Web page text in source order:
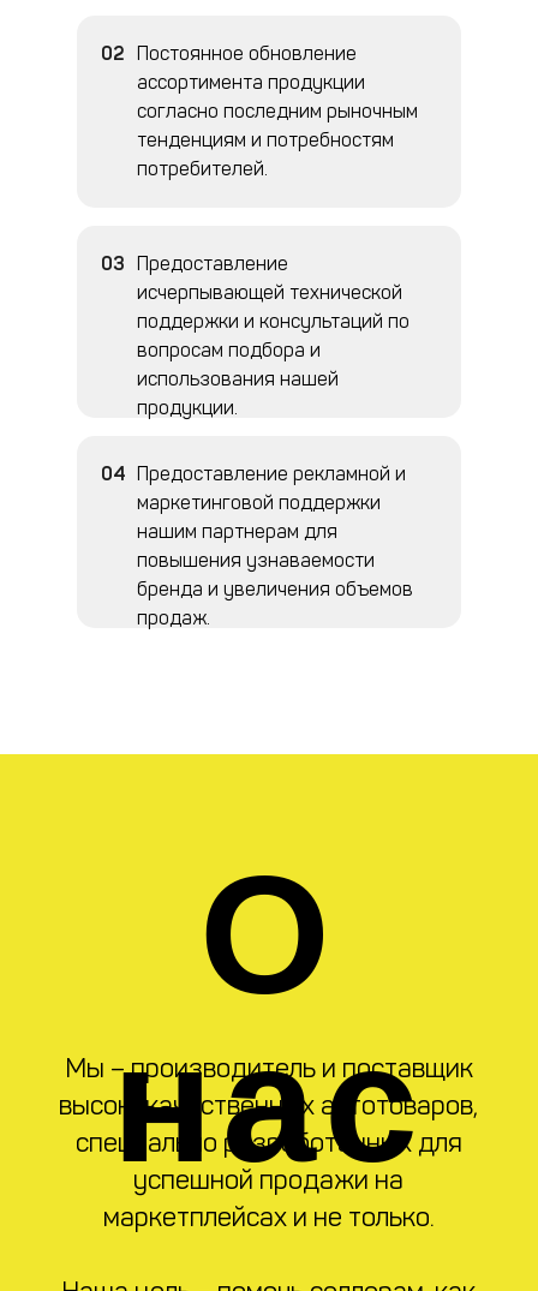
02
03
04
Постоянное обновление
ассортимента продукции
согласно последним рыночным
тенденциям и потребностям
потребителей.
Предоставление
исчерпывающей технической
поддержки и консультаций по
вопросам подбора и
использования нашей
продукции.
Предоставление рекламной и
маркетинговой поддержки
нашим партнерам для
повышения узнаваемости
бренда и увеличения объемов
продаж.
О
нас
Мы – производитель и поставщик
успешной продажи на
маркетплейсах и не только.
Наша цель – помочь селлерам, как
вы, находить востребованные и
прибыльные товары, которые
удовлетворят потребности ваших